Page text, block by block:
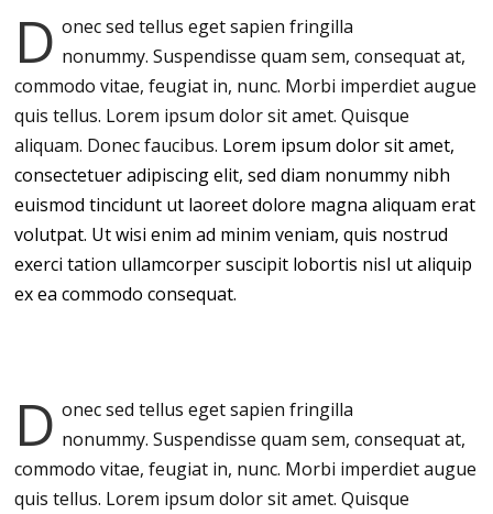
D onec sed tellus eget sapien fringilla
nonummy.Suspendisse quam sem, consequat at,
commodo vitae, feugiat in, nunc. Morbi imperdiet augue
quis tellus. Lorem ipsum dolor sit amet. Quisque
aliquam. Donec faucibus. Lorem ipsum dolor sit amet,
consectetuer adipiscing elit, sed diam nonummy nibh
euismod tincidunt ut laoreet dolore magna aliquam erat
volutpat. Ut wisi enim ad minim veniam, quis nostrud
exerci tation ullamcorper suscipit lobortis nisl ut aliquip
ex ea commodo consequat.
D onec sed tellus eget sapien fringilla
nonummy.Suspendisse quam sem, consequat at,
commodo vitae, feugiat in, nunc. Morbi imperdiet augue
quis tellus. Lorem ipsum dolor sit amet. Quisque